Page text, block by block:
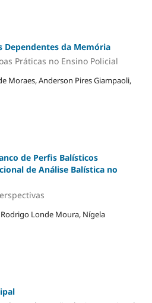
Dependentes da Memória
Práticas no Ensino Policial
Moraes, Anderson Pires Giampaoli,
de Perfis Balísticos
de Análise Balística no
Londe Moura, Nígela